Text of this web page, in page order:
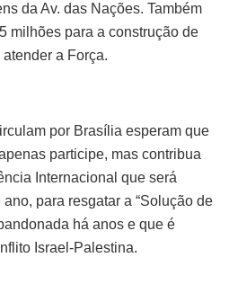
da Av. das Nações. Também
milhões para a construção de
a Força.
por Brasília esperam que
participe, mas contribua
Internacional que será
para resgatar a “Solução de
há anos e que é
Israel-Palestina.